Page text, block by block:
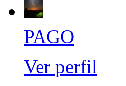
PAGO
Ver perfil